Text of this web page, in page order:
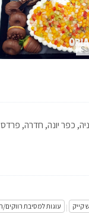
כפר יונה, חדרה, פרדס
קייק | עוגות למסיבת רווקים/